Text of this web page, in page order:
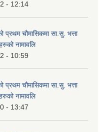
- 12:14
चौमासिकमा सा.सु. भत्ता
नामावलि
- 10:59
चौमासिकमा सा.सु. भत्ता
नामावलि
- 13:47